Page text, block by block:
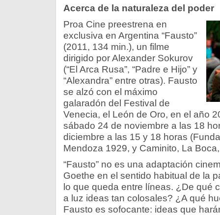
Acerca de la naturaleza del poder
Proa Cine preestrena en
exclusiva en Argentina “Fausto”
(2011, 134 min.), un filme
dirigido por Alexander Sokurov
(“El Arca Rusa”, “Padre e Hijo” y
“Alexandra” entre otras). Fausto
se alzó con el máximo
galaradón del Festival de
Venecia, el León de Oro, en el año
sábado 24 de noviembre a las 18
diciembre a las 15 y 18 horas
Mendoza 1929, y Caminito, La
“Fausto” no es una adaptación
Goethe en el sentido habitual de la
lo que queda entre líneas. ¿De qué
a luz ideas tan colosales? ¿A qué
Fausto es sofocante: ideas que